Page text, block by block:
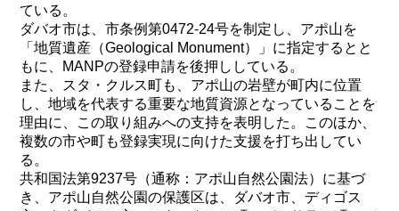
ている。
ダバオ市は、市条例第0472-24号を制定し、アポ山を
「地質遺産（Geological Monument）」に指定するとと
もに、MANPの登録申請を後押ししている。
また、スタ・クルス町も、アポ山の岩壁が町内に位置
し、地域を代表する重要な地質資源となっていることを
理由に、この取り組みへの支持を表明した。このほか、
複数の市や町も登録実現に向けた支援を打ち出してい
る。
共和国法第9237号（通称：アポ山自然公園法）に基づ
き、アポ山自然公園の保護区は、ダバオ市、ディゴス